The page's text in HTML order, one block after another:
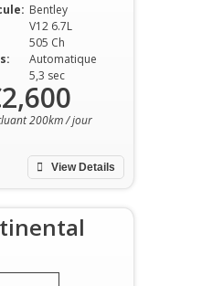
Bentley
V12 6.7L
505 Ch
Automatique
5,3 sec
View Details
200km / jour